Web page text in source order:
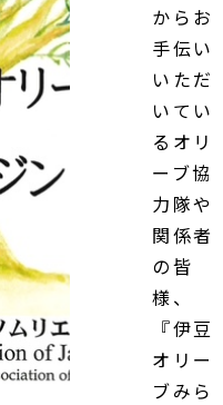
からお
手伝い
いただ
いてい
るオリ
ーブ協
力隊や
関係者
の皆
様、
『伊豆
オリー
ブみら